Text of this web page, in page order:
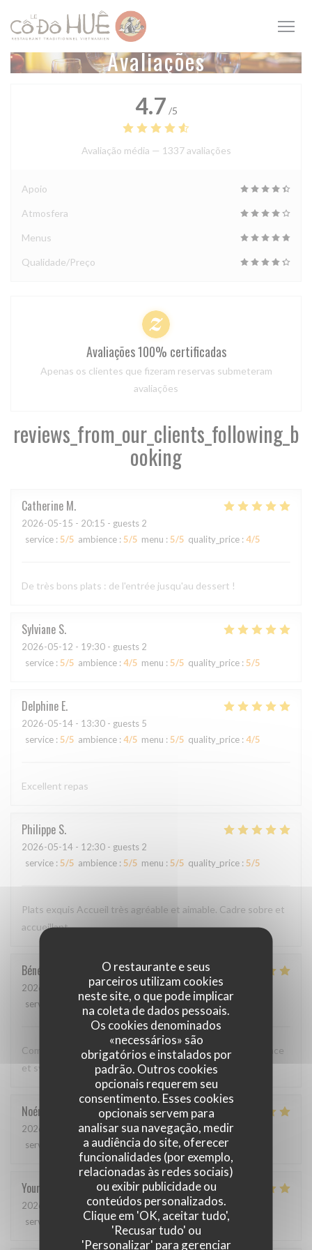
Painel de Gerenciamento de Cookies
O restaurante e seus
parceiros utilizam cookies
neste site, o que pode implicar
na coleta de dados pessoais.
Os cookies denominados
«necessários» são
obrigatórios e instalados por
padrão. Outros cookies
opcionais requerem seu
consentimento. Esses cookies
opcionais servem para
analisar sua navegação, medir
a audiência do site, oferecer
funcionalidades (por exemplo,
relacionadas às redes sociais)
ou exibir publicidade ou
conteúdos personalizados.
Clique em 'OK, aceitar tudo',
'Recusar tudo' ou
'Personalizar' para gerenciar
Avaliações
reviews_from_our_clients_following_b
ooking
Catherine M
2026-05-15 - 20:15 - guests 2
service : 5/5 ambience : 5/5 menu : 5/5 quality_price : 4/5
De très bons plats : de l'entrée jusqu'au dessert !
Sylviane S
2026-05-12 - 19:30 - guests 2
service : 5/5 ambience : 4/5 menu : 5/5 quality_price : 5/5
Delphine E
2026-05-14 - 13:30 - guests 5
service : 5/5 ambience : 4/5 menu : 5/5 quality_price : 4/5
Excellent repas
Philippe S
2026-05-14 - 12:30 - guests 2
service : 5/5 ambience : 5/5 menu : 5/5 quality_price : 5/5
Plats exquis Accueil très agréable et aimable. Cadre sobre et
accueillant.
Bénédicte
2026-05-12
- 20:00 - guests 3
service
ambience: 5/5 menu : 5/5 quality_price
Comme toujours, cuisine excellente, service discret, efficace
et sympathique. Merci beaucoup !
Noémie
2026-05-06
- 13:00 - guests 2
service
ambience:5/5 menu:5/5 quality_price
Youri
2026-04-22
- 12:00 - guests 2
service
ambience :4/5 menu:5/5 quality_price
4.7 /5
Avaliação média — 1337 avaliações
Apoio
Atmosfera
Menus
Qualidade/Preço
Avaliações 100% certificadas
Apenas os clientes que fizeram reservas submeteram
avaliações